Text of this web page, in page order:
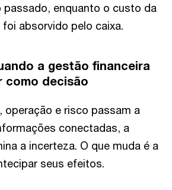
passado, enquanto o custo da
absorvido pelo caixa.
a gestão financeira
como decisão
operação e risco passam a
conectadas, a
a incerteza. O que muda é a
seus efeitos.